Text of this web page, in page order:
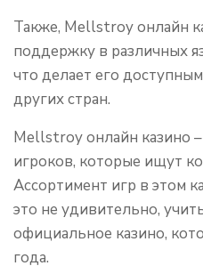
Также, Мellstroy онлайн
поддержку в различных
что делает его
других стран.
Мellstroy онлайн казино
игроков, которые ищут
Ассортимент игр в этом
это не удивительно,
официальное казино,
года.